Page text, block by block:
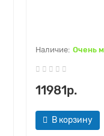
Очень
11981р.
В корзину